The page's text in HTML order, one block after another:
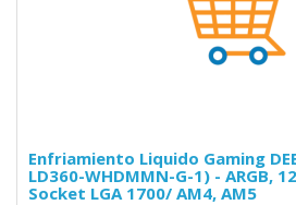
Enfriamiento Liquido Gaming
LD360-WHDMMN-G-1) - ARGB,
Socket LGA 1700/ AM4, AM5